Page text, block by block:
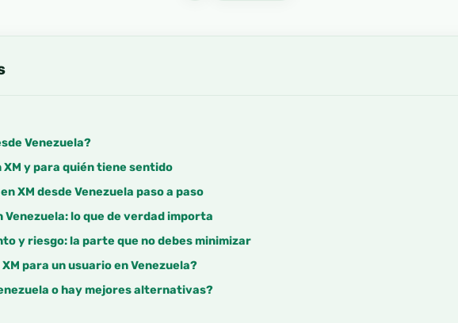
Venezuela?
XM y para quién tiene sentido
XM desde Venezuela paso a paso
lo que de verdad importa
y riesgo: la parte que no debes minimizar
para un usuario en Venezuela?
o hay mejores alternativas?